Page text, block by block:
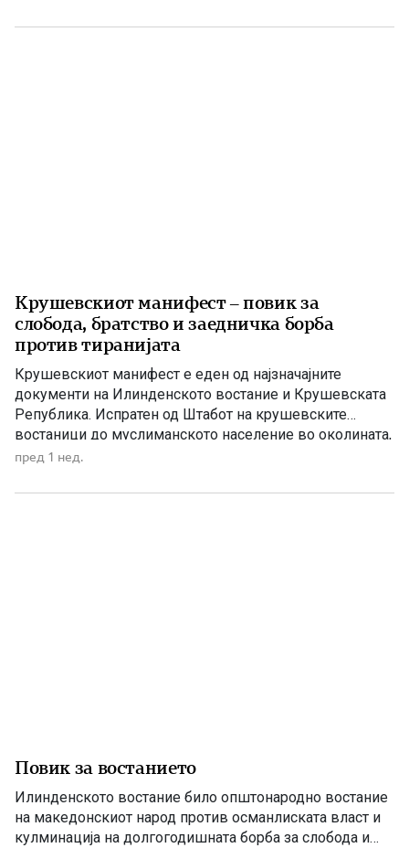
било ненадеен и изолиран бунт, туку врв на
Крушевскиот манифест – повик за
слобода, братство и заедничка борба
против тиранијата
Крушевскиот манифест е еден од најзначајните
документи на Илинденското востание и Крушевската
Република. Испратен од Штабот на крушевските
востаници до муслиманското население во околината,
тој претставува повик за заедничка борба против
верата и народноста. Крушевскиот манифест Браќа
пред 1 нед.
Повик за востанието
Илинденското востание било општонародно востание
на македонскиот народ против османлиската власт и
кулминација на долгогодишната борба за слобода и